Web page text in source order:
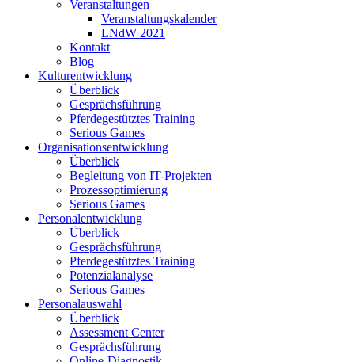
Veranstaltungen
Veranstaltungskalender
LNdW 2021
Kontakt
Blog
Kulturentwicklung
Überblick
Gesprächsführung
Pferdegestütztes Training
Serious Games
Organisationsentwicklung
Überblick
Begleitung von IT-Projekten
Prozessoptimierung
Serious Games
Personalentwicklung
Überblick
Gesprächsführung
Pferdegestütztes Training
Potenzialanalyse
Serious Games
Personalauswahl
Überblick
Assessment Center
Gesprächsführung